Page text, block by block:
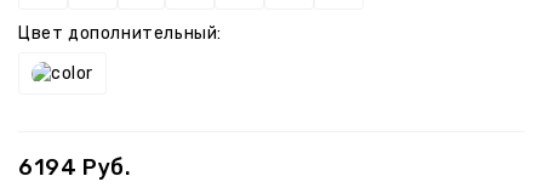
Цвет дополнительный:
6194 Руб.